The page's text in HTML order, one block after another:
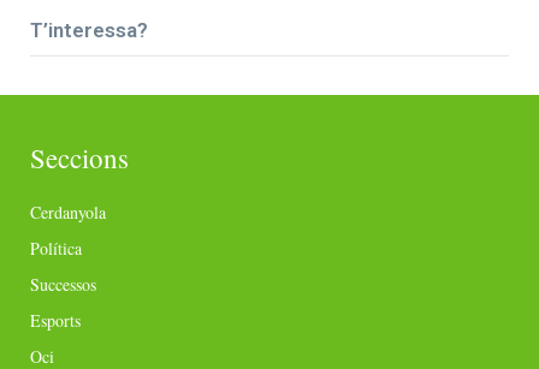
T’interessa?
Seccions
Cerdanyola
Política
Successos
Esports
Oci